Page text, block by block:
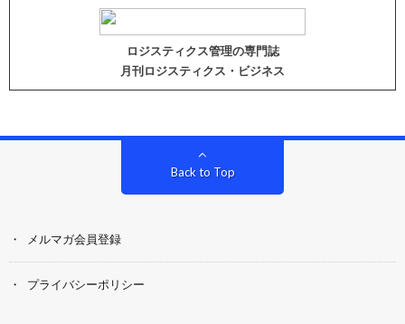
ロジスティクス管理の専門誌
月刊ロジスティクス・ビジネス
Back to Top
メルマガ会員登録
プライバシーポリシー